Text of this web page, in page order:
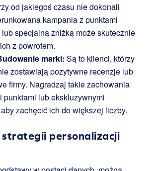
od jakiegoś czasu nie dokonali
kampania z punktami
specjalną zniżką może skutecznie
z powrotem.
marki: Są to klienci, którzy
zostawiają pozytywne recenzje lub
firmy. Nagradzaj takie zachowania
punktami lub ekskluzywnymi
zachęcić ich do większej liczby.
strategii personalizacji